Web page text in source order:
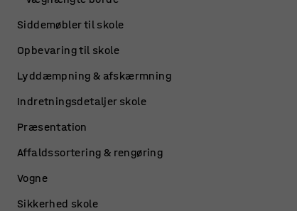
Siddemøbler til skole
Opbevaring til skole
Lyddæmpning & afskærmning
Indretningsdetaljer skole
Præsentation
Affaldssortering & rengøring
Vogne
Sikkerhed skole